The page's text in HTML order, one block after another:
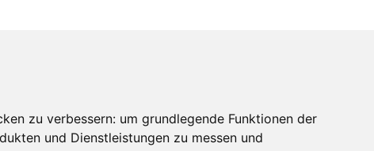
zu verbessern: um grundlegende Funktionen der
und Dienstleistungen zu messen und